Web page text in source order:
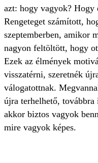
azt: hogy vagyok? Hogy
Rengeteget számított,
szeptemberben, amikor
nagyon feltöltött, hogy
Ezek az élmények
visszatérni, szeretnék
válogatottnak.
újra terhelhető,
akkor biztos vagyok
mire vagyok képes.